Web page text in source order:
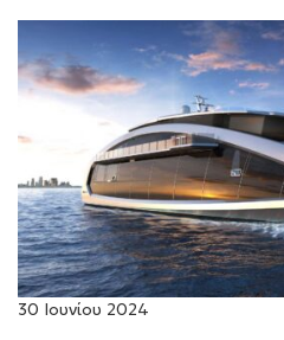
30 Ιουνίου 2024